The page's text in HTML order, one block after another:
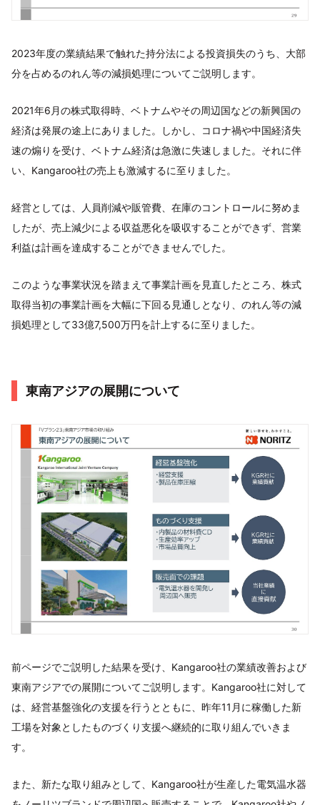
2023年度の業績結果で触れた持分法による投資損失のうち、大部
分を占めるのれん等の減損処理についてご説明します。
2021年6月の株式取得時、ベトナムやその周辺国などの新興国の
経済は発展の途上にありました。しかし、コロナ禍や中国経済失
速の煽りを受け、ベトナム経済は急激に失速しました。それに伴
い、Kangaroo社の売上も激減するに至りました。
経営としては、人員削減や販管費、在庫のコントロールに努めま
したが、売上減少による収益悪化を吸収することができず、営業
利益は計画を達成することができませんでした。
このような事業状況を踏まえて事業計画を見直したところ、株式
取得当初の事業計画を大幅に下回る見通しとなり、のれん等の減
損処理として33億7,500万円を計上するに至りました。
東南アジアの展開について
前ページでご説明した結果を受け、Kangaroo社の業績改善および
東南アジアでの展開についてご説明します。Kangaroo社に対して
は、経営基盤強化の支援を行うとともに、昨年11月に稼働した新
工場を対象としたものづくり支援へ継続的に取り組んでいきま
す。
また、新たな取り組みとして、Kangaroo社が生産した電気温水器